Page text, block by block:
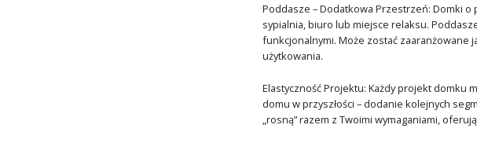
Poddasze – Dodatkowa Przestrzeń: Domki
sypialnia, biuro lub miejsce relaksu.
funkcjonalnymi. Może zostać zaaranżowane
użytkowania.
Elastyczność Projektu: Każdy projekt domku
domu w przyszłości – dodanie kolejnych
„rosną” razem z Twoimi wymaganiami,